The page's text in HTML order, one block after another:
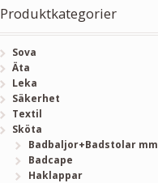
Produktkategorier
Sova
Äta
Leka
Säkerhet
Textil
Sköta
Badbaljor+Badstolar mm
Badcape
Haklappar